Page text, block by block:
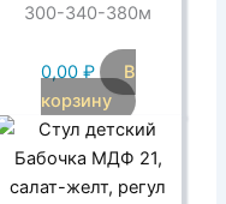
300-340-380м
0,00 ₽
В
корзину